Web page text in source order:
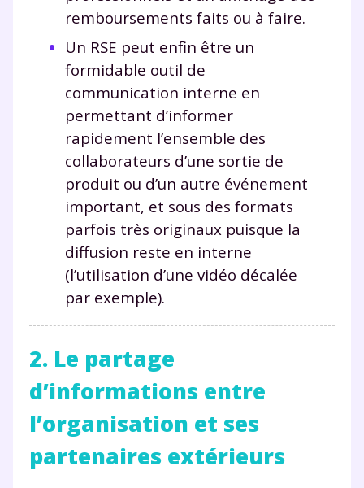
remboursements faits ou à faire.
Un RSE peut enfin être un
formidable outil de
communication interne en
permettant d’informer
rapidement l’ensemble des
collaborateurs d’une sortie de
produit ou d’un autre événement
important, et sous des formats
parfois très originaux puisque la
diffusion reste en interne
(l’utilisation d’une vidéo décalée
par exemple).
2. Le partage
d’informations entre
l’organisation et ses
partenaires extérieurs
corrigés,podcasts de révisions
espace dédié aux parents
suivre les progrès
Tout le programme scolaire du CP à
la Terminale
Des profs expérimentés disponibles
à la demande par tchat, audio ou
vidéo
TESTER GRATUITEMENT
* Votre code d'accès sera envoyé à cette adresse e-mail. En
renseignant votre e-mail, vous consentez à ce que vos
la marque myMaxicours, afin que SEJER puisse vous donner
savoir plus sur la gestion de vos données personnelles et
pour exercer vos droits, vous pouvez consulter
charte.
J’accepte de recevoir les actualités et des
communications de la part de
myMaxicours.